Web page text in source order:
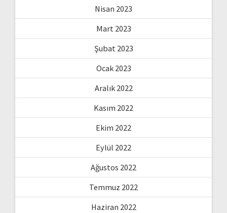
Nisan 2023
Mart 2023
Şubat 2023
Ocak 2023
Aralık 2022
Kasım 2022
Ekim 2022
Eylül 2022
Ağustos 2022
Temmuz 2022
Haziran 2022